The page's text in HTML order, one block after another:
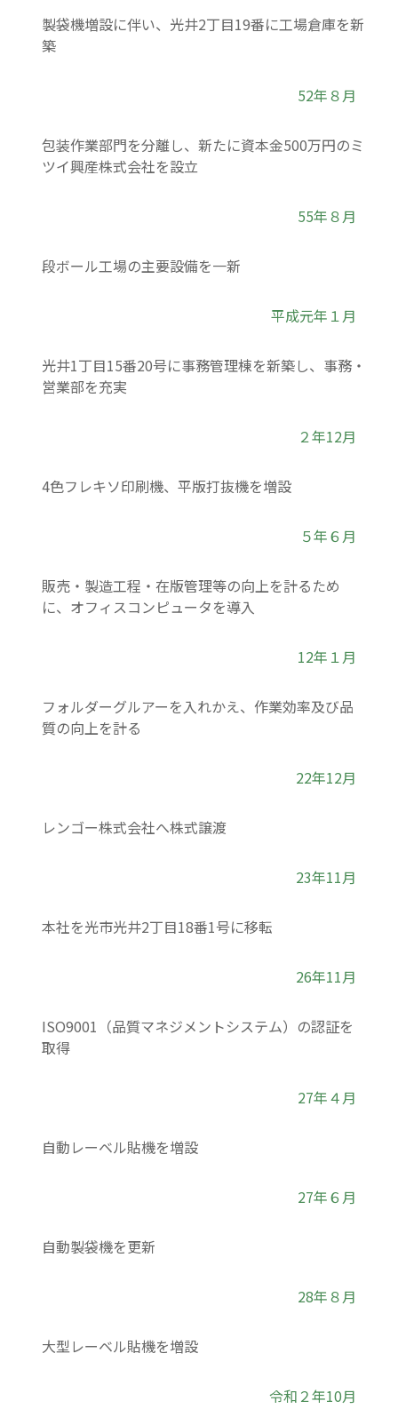
製袋機増設に伴い、光井2丁目19番に工場倉庫を新
築
52年８月
包装作業部門を分離し、新たに資本金500万円のミ
ツイ興産株式会社を設立
55年８月
段ボール工場の主要設備を一新
平成元年１月
光井1丁目15番20号に事務管理棟を新築し、事務・
営業部を充実
２年12月
4色フレキソ印刷機、平版打抜機を増設
５年６月
販売・製造工程・在版管理等の向上を計るため
に、オフィスコンピュータを導入
12年１月
フォルダーグルアーを入れかえ、作業効率及び品
質の向上を計る
22年12月
レンゴー株式会社へ株式譲渡
23年11月
本社を光市光井2丁目18番1号に移転
26年11月
ISO9001（品質マネジメントシステム）の認証を
取得
27年４月
自動レーベル貼機を増設
27年６月
自動製袋機を更新
28年８月
大型レーベル貼機を増設
令和２年10月